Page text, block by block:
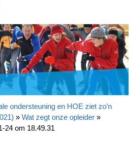
ondersteuning en HOE ziet zo’n
» Wat zegt onze opleider»
24 om 18.49.31